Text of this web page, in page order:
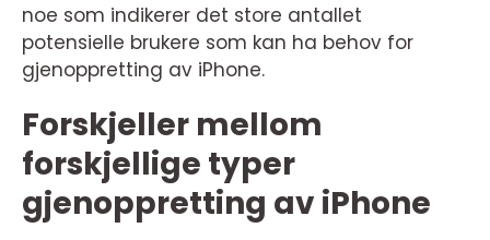
noe som indikerer det store antallet
potensielle brukere som kan ha behov for
gjenoppretting av iPhone.
Forskjeller mellom
forskjellige typer
gjenoppretting av iPhone